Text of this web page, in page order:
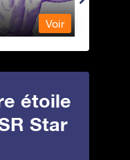
Voir
étoile
Star